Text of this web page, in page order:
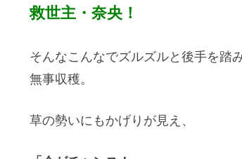
救世主・奈央！
そんなこんなでズルズルと後手を踏
無事収穫。
草の勢いにもかげりが見え、